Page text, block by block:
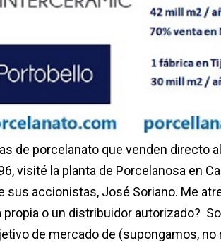
de porcelanato que venden directo
visité la planta de Porcelanosa en
sus accionistas, José Soriano. Me
propia o un distribuidor autorizado?
de mercado de (supongamos,